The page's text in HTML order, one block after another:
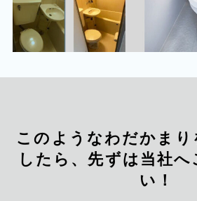
このようなわだかまり
したら、先ずは当社へ
い！